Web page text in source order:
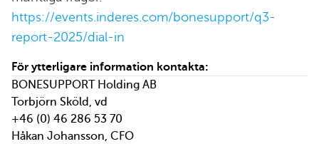
https://events.inderes.com/bonesupport/q3-
report-2025/dial-in
För ytterligare information kontakta:
BONESUPPORT Holding AB
Torbjörn Sköld, vd
+46 (0) 46 286 53 70
Håkan Johansson, CFO